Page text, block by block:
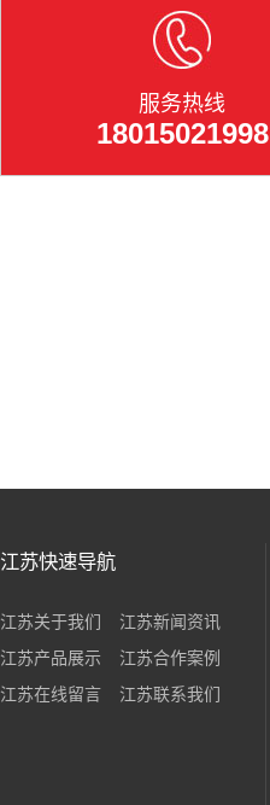
服务热线
18015021998
江苏快速导航
江苏关于我们
江苏新闻资讯
江苏产品展示
江苏合作案例
江苏在线留言
江苏联系我们